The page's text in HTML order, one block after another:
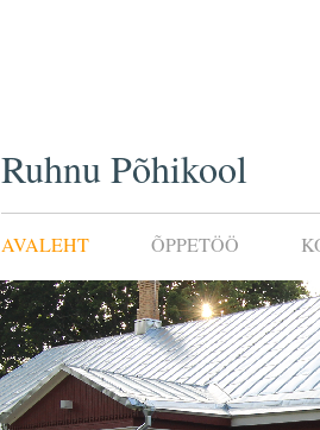
Ruhnu Põhikool
AVALEHT ÕPPETÖÖ